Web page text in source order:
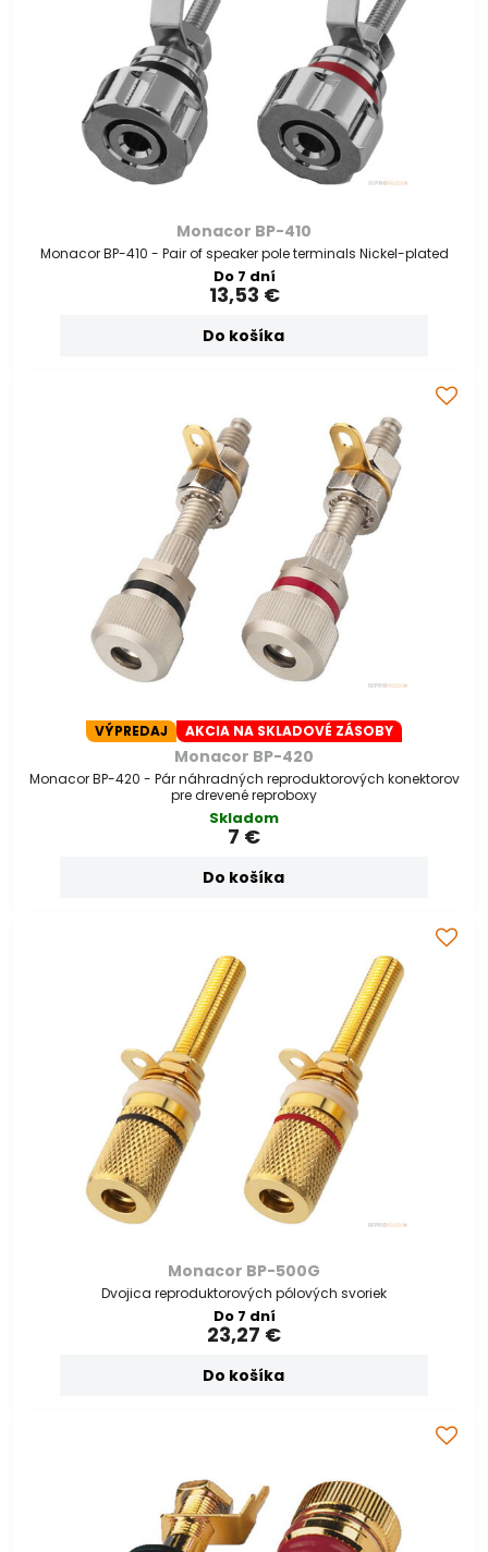
Monacor BP-410
Monacor BP-410 - Pair of speaker pole terminals Nickel-plated
Do 7 dní
13,53 €
Do košíka
VÝPREDAJ AKCIA NA SKLADOVÉ ZÁSOBY
Monacor BP-420
Monacor BP-420 - Pár náhradných reproduktorových konektorov
pre drevené reproboxy
Skladom
7 €
Do košíka
Monacor BP-500G
Dvojica reproduktorových pólových svoriek
Do 7 dní
23,27 €
Do košíka